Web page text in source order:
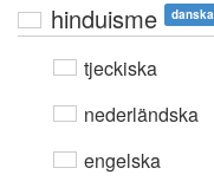
hinduisme danska
tjeckiska
nederländska
engelska